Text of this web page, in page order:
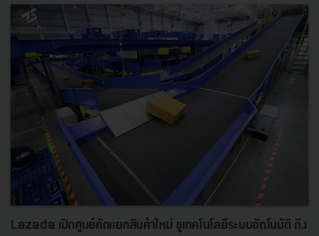
Lazada เปิดศูนย์คัดแยกสินค้าใหม่ ชูเทคโนโลยีระบบอัตโนมัติ ถึง